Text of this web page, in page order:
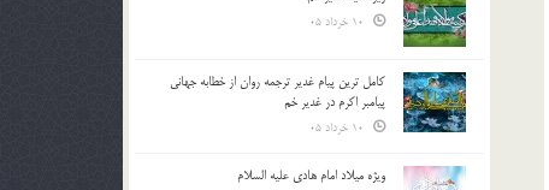
کامل ترین پیام غدیر ترجمه روان از خطابه جهانی
پیامبر اکرم در غدیر خم
ویژه میلاد امام هادی علیه السلام